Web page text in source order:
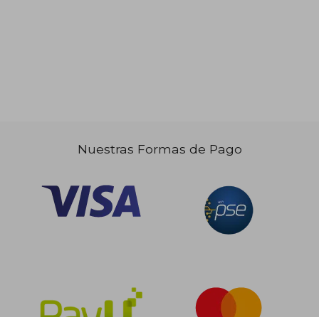
45%
dcto.
$ 349.368
$ 192.152
Nuestras Formas de Pago